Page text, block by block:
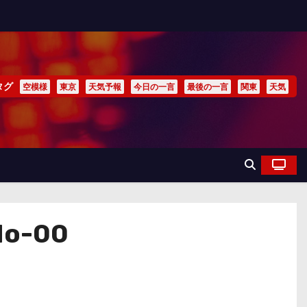
グ 空模様 東京 天気予報 今日の一言 最後の一言 関東 天気
00